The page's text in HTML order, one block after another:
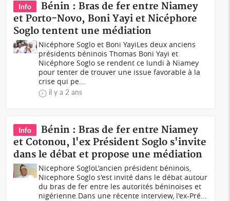
Info
Bénin : Bras de fer entre Niamey
et Porto-Novo, Boni Yayi et Nicéphore
Soglo tentent une médiation
Nicéphore Soglo et Boni YayiLes deux anciens
présidents béninois Thomas Boni Yayi et
Nicéphore Soglo se rendent ce lundi à Niamey
pour tenter de trouver une issue favorable à la
crise qui pe...
il y a 2 ans
Info
Bénin : Bras de fer entre Niamey
et Cotonou, l'ex Président Soglo s'invite
dans le débat et propose une médiation
Nicephore SogloL'ancien président béninois,
Nicephore Soglo s'est invité dans le débat autour
du bras de fer entre les autorités béninoises et
nigérienne.Dans une récente interview, l'ex-Pré...